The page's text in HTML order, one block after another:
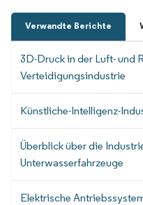
Verwandte Berichte
3D-Druck in der Luft- und
Verteidigungsindustrie
Künstliche-Intelligenz-
Überblick über die
Unterwasserfahrzeuge
Elektrische